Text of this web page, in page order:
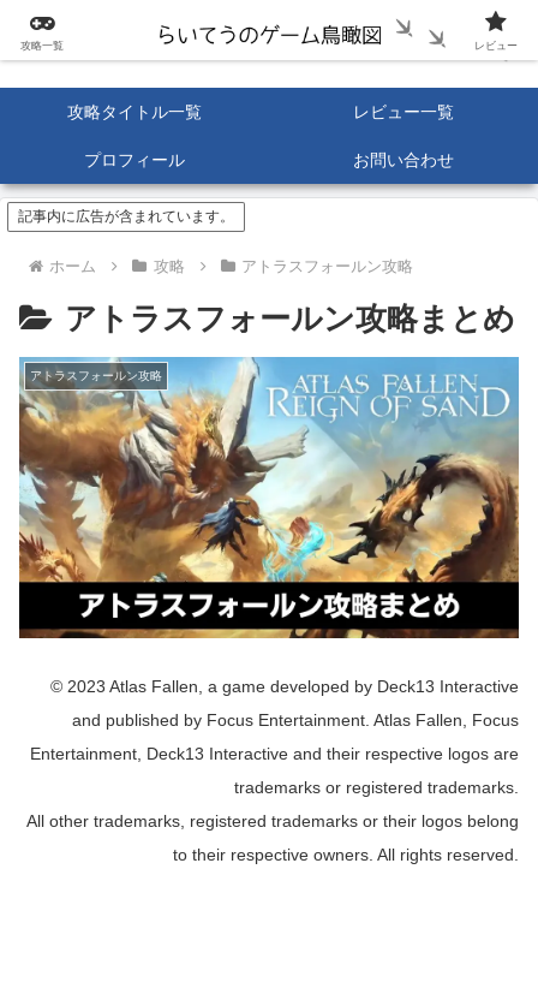
攻略タイトル一覧 レビュー一覧
プロフィール お問い合わせ
記事内に広告が含まれています。
ホーム 攻略 アトラスフォールン攻略
アトラスフォールン攻略まとめ
アトラスフォールン攻略
© 2023 Atlas Fallen, a game developed by Deck13 Interactive
and published by Focus Entertainment. Atlas Fallen, Focus
Entertainment, Deck13 Interactive and their respective logos are
trademarks or registered trademarks.
All other trademarks, registered trademarks or their logos belong
to their respective owners. All rights reserved.
攻略一覧 レビュー